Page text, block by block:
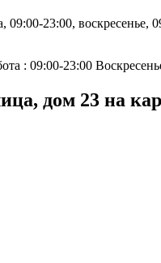
09:00-23:00, воскресенье,
: 09:00-23:00
дом 23 на